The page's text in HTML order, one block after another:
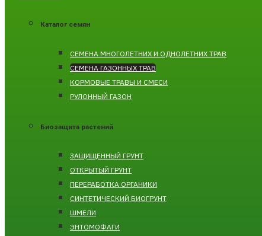
Каталог семян
CЕМЕНА МНОГОЛЕТНИХ И ОДНОЛЕТНИХ ТРАВ
СЕМЕНА ГАЗОННЫХ ТРАВ
КОРМОВЫЕ ТРАВЫ И СМЕСИ
РУЛОННЫЙ ГАЗОН
Биозащита растений
ЗАЩИЩЕННЫЙ ГРУНТ
ОТКРЫТЫЙ ГРУНТ
ПЕРЕРАБОТКА ОРГАНИКИ
СИНТЕТИЧЕСКИЙ БИОГРУНТ
ШМЕЛИ
ЭНТОМОФАГИ